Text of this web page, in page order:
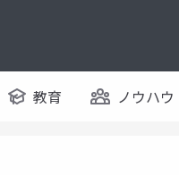
教育 ノウハウ